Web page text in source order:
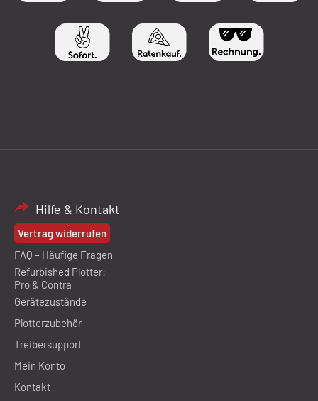
Hilfe & Kontakt
Vertrag widerrufen
FAQ – Häufige Fragen
Refurbished Plotter:
Pro & Contra
Gerätezustände
Plotterzubehör
Treibersupport
Mein Konto
Kontakt